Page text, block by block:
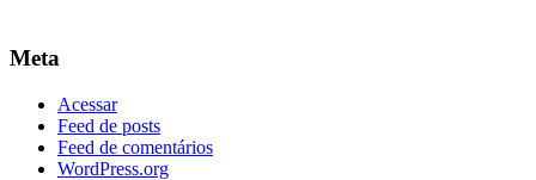
Meta
Acessar
Feed de posts
Feed de comentários
WordPress.org